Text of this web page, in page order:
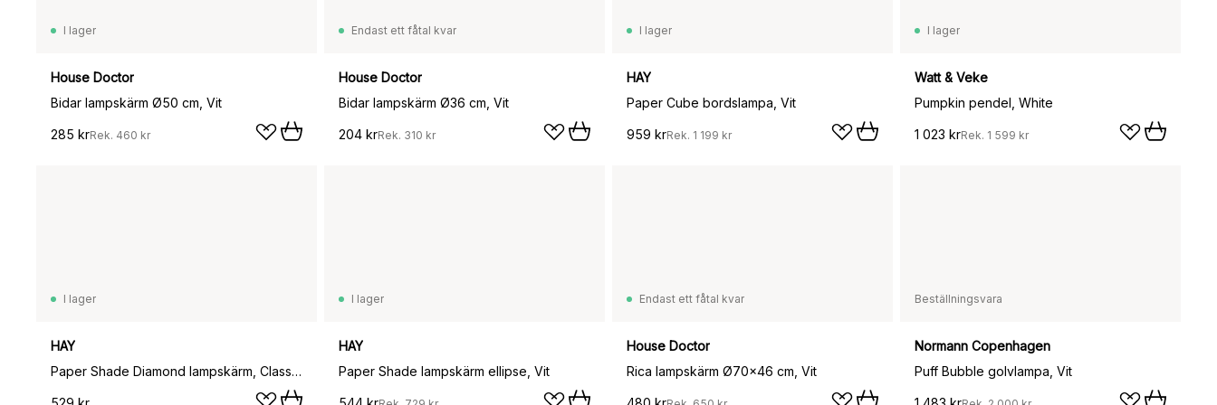
I lager
House Doctor
Bidar lampskärm Ø50 cm, Vit
285 krRek. 460 kr
Endast ett fåtal kvar
House Doctor
Bidar lampskärm Ø36 cm, Vit
204 krRek. 310 kr
I lager
HAY
Paper Cube bordslampa, Vit
959 krRek. 1 199 kr
I lager
Watt & Veke
Pumpkin pendel, White
1 023 krRek. 1 599 kr
I lager
HAY
Paper Shade Diamond lampskärm, Classic white, Ø50 cm
I lager
HAY
Paper Shade lampskärm ellipse, Vit
Endast ett fåtal kvar
House Doctor
Rica lampskärm Ø70x46 cm, Vit
Beställningsvara
Normann Copenhagen
Puff Bubble golvlampa, Vit